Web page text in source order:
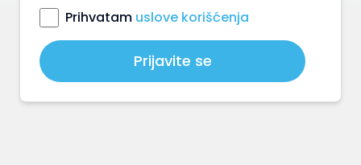
Prihvatam uslove korišćenja
Prijavite se